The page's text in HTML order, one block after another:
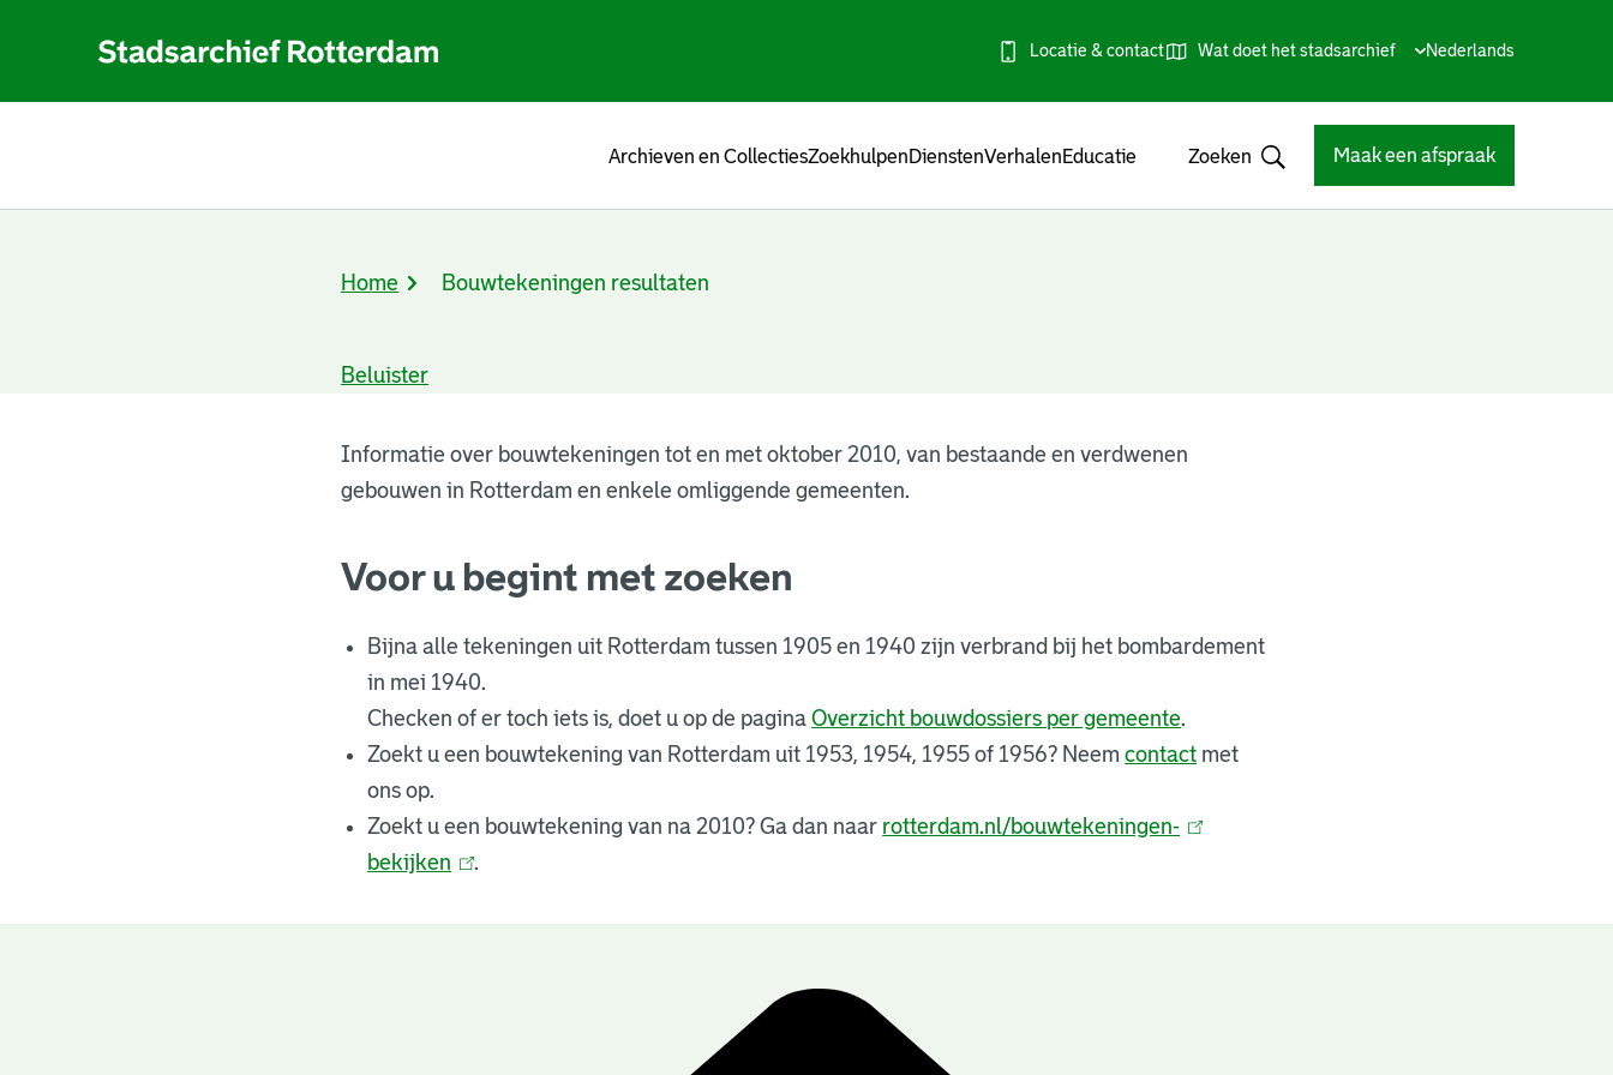
Locatie & contact Wat doet het stadsarchief
Huidige
Nederlands
Archieven en CollectiesZoekhulpenDienstenVerhalenEducatie Zoeken Maak een afspraak
Kruimelpad
Home Bouwtekeningen resultaten
Beluister
BouwtekeningenInformatie over bouwtekeningen tot en met oktober 2010, van bestaande en verdwenen
gebouwen in Rotterdam en enkele omliggende gemeenten.
Voor u begint met zoeken
Bijna alle tekeningen uit Rotterdam tussen 1905 en 1940 zijn verbrand bij het bombardement
in mei 1940.
Checken of er toch iets is, doet u op de paginaOverzicht bouwdossiers per gemeente.
Zoekt u een bouwtekening van Rotterdam uit 1953, 1954, 1955 of 1956? Neemcontact met
ons op.
Zoekt u een bouwtekening van na 2010? Ga dan naar rotterdam.nl/bouwtekeningen-
bekijken .